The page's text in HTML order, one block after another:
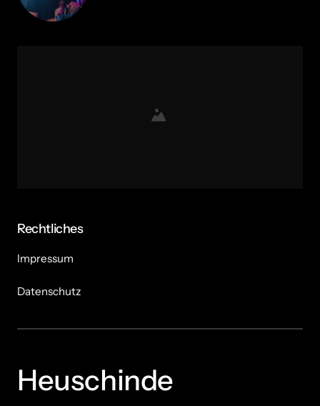
Rechtliches
Impressum
Datenschutz
Heuschinde